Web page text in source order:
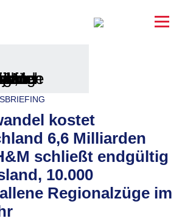
RSS
kostet
6,6 Milliarden
schließt endgültig
10.000
Regionalzüge im